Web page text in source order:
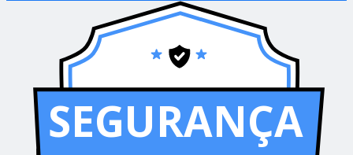
SEGURANÇA